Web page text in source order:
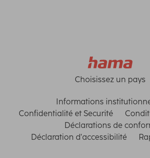
Choisissez un pays
Informations
Confidentialité et Securité
Déclarations de
Déclaration d'accessibilité